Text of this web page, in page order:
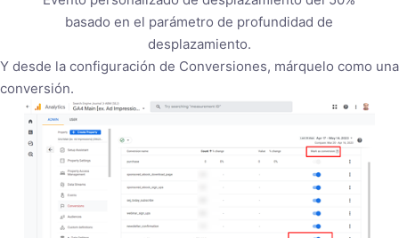
basado en el parámetro de profundidad de
desplazamiento.
Y desde la configuración de Conversiones, márquelo como una
conversión.